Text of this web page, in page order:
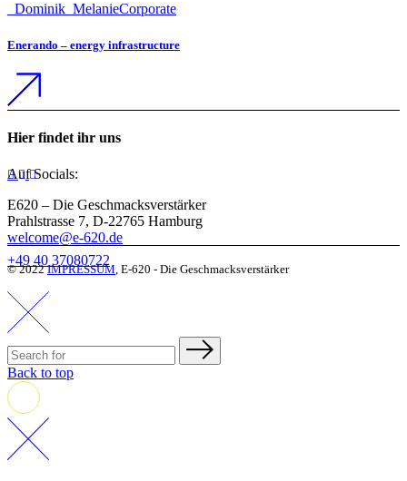
_Dominik _MelanieCorporate
Enerando – energy infrastructure
Hier findet ihr uns
Auf Socials:
E620 – Die Geschmacksverstärker
Prahlstrasse 7, D-22765 Hamburg
welcome@e-620.de
+49 40 37080722
© 2022IMPRESSUM , E-620 - Die Geschmacksverstärker
Back to top